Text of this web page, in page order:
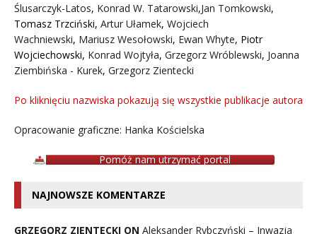
Ślusarczyk-Latos, Konrad W. Tatarowski,Jan Tomkowski,
Tomasz Trzciński, Artur Ułamek, Wojciech
Wachniewski, Mariusz Wesołowski, Ewan Whyte, Piotr
Wojciechowski, Konrad Wojtyła, Grzegorz Wróblewski, Joanna
Ziembińska - Kurek, Grzegorz Zientecki
Po kliknięciu nazwiska pokazują się wszystkie publikacje autora
Opracowanie graficzne: Hanka Kościelska
Pomóż nam utrzymać portal
NAJNOWSZE KOMENTARZE
GRZEGORZ ZIENTECKI ON Aleksander Rybczyński – Inwazja